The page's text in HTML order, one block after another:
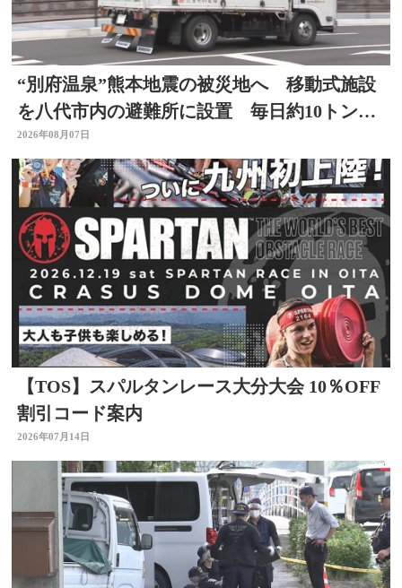
“別府温泉”熊本地震の被災地へ 移動式施設
を八代市内の避難所に設置 毎日約10トンの
温泉届ける 大分
2026年08月07日
【TOS】スパルタンレース大分大会 10％OFF
割引コード案内
2026年07月14日